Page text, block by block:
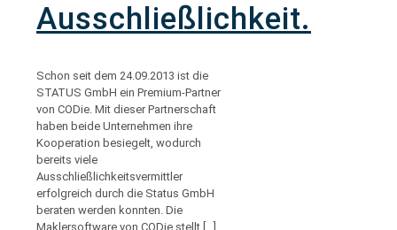
Ausschließlichkeit.
Schon seit dem 24.09.2013 ist die
STATUS GmbH ein Premium-Partner
von CODie. Mit dieser Partnerschaft
haben beide Unternehmen ihre
Kooperation besiegelt, wodurch
bereits viele
Ausschließlichkeitsvermittler
erfolgreich durch die Status GmbH
beraten werden konnten. Die
Maklersoftware von CODie stellt […]